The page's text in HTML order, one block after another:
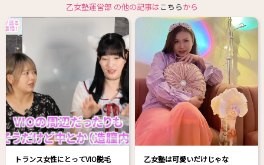
乙女塾運営部 の他の記事はこちらから
トランス女性にとってVIO脱毛
乙女塾は可愛いだけじゃな